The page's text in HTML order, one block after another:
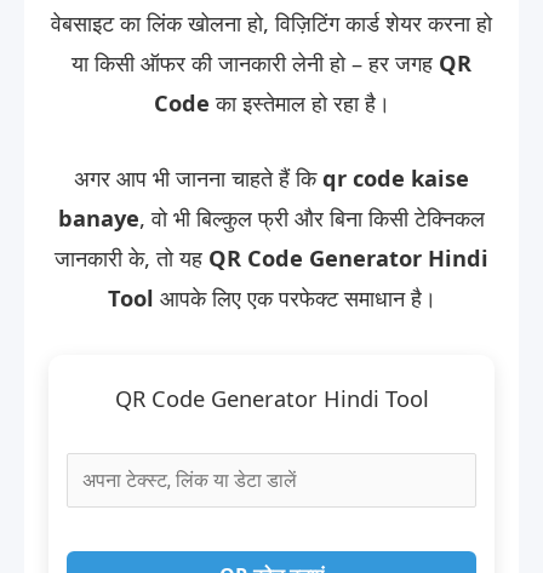
वेबसाइट का लिंक खोलना हो, विज़िटिंग कार्ड शेयर करना हो
या किसी ऑफर की जानकारी लेनी हो – हर जगह QR
Code का इस्तेमाल हो रहा है।
अगर आप भी जानना चाहते हैं किqr code kaise
banaye, वो भी बिल्कुल फ्री और बिना किसी टेक्निकल
जानकारी के, तो यह QR Code Generator Hindi
Tool आपके लिए एक परफेक्ट समाधान है।
QR Code Generator Hindi Tool